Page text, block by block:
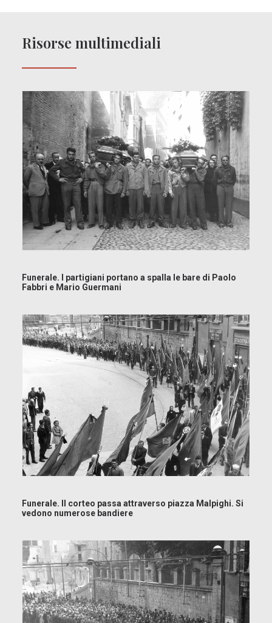
Risorse multimediali
Funerale. I partigiani portano a spalla le bare di Paolo
Fabbri e Mario Guermani
Funerale. Il corteo passa attraverso piazza Malpighi. Si
vedono numerose bandiere